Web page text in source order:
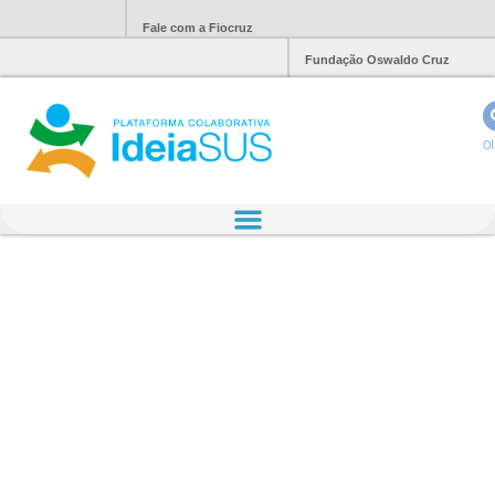
Fale com a Fiocruz
Fundação Oswaldo Cruz